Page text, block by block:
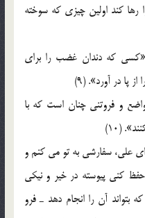
كند اولین چیزى كه سوخته
«كسى كه دندان غضب را براى
پا در آورد». (9)
و فروتنى چنان است که با
(10)
على، سفارشى به تو مى كنم و
كنى پيوسته در خير و نيكى
آن را انجام دهد ـ فرو